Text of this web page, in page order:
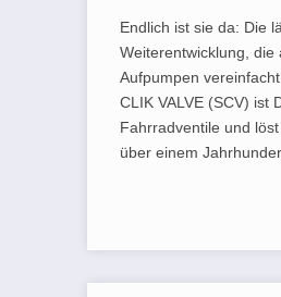
Endlich ist sie da: Die
Weiterentwicklung, die
Aufpumpen
CLIK VALVE (SCV) ist
Fahrradventile und
über einem